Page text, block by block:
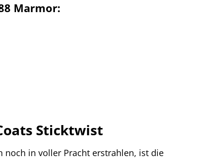
Marmor:
Sticktwist
noch in voller Pracht erstrahlen, ist die